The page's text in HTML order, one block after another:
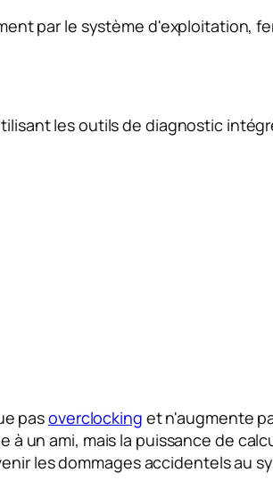
par le système d'exploitation,
les outils de diagnostic
pasoverclocking et n'augmente
un ami, mais la puissance de
les dommages accidentels au